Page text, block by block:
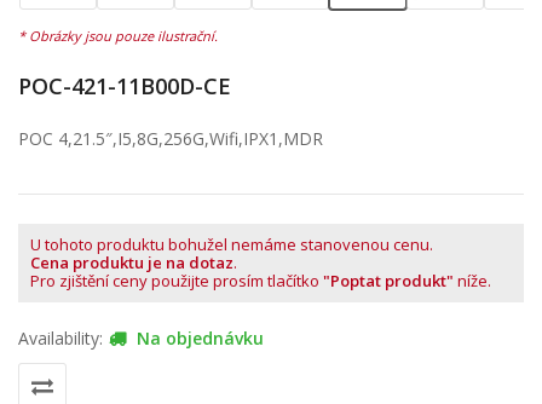
POC-421-11B00D-CE
POC 4,21.5″,I5,8G,256G,Wifi,IPX1,MDR
U tohoto produktu bohužel nemáme stanovenou cenu.
Cena produktu je na dotaz.
Pro zjištění ceny použijte prosím tlačítko "Poptat produkt" níže.
Availability: Na objednávku